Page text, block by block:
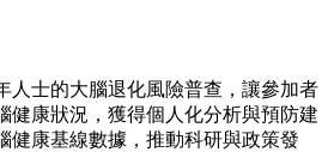
人士的大腦退化風險普查，讓參加者
健康狀況，獲得個人化分析與預防建
健康基線數據，推動科研與政策發